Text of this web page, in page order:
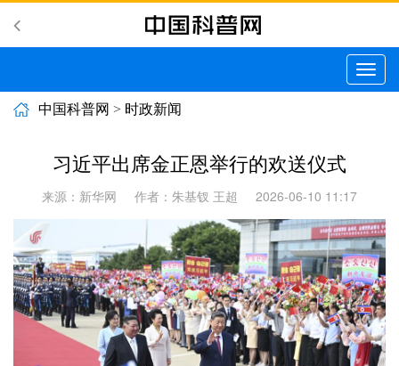
切
换
中国科普网 > 时政新闻
习近平出席金正恩举行的欢送仪式
来源：新华网 作者：朱基钗 王超 2026-06-10 11:17